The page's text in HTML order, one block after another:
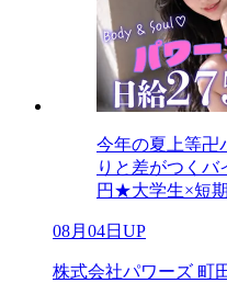
今年の夏上等卍
りと差がつく
円★大学生×短
08月04日UP
株式会社パワーズ 町